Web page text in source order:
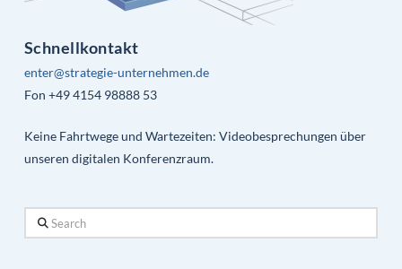
Schnellkontakt
enter@strategie-unternehmen.de
Fon +49 4154 98888 53
Keine Fahrtwege und Wartezeiten: Videobesprechungen über
unseren digitalen Konferenzraum.
Search